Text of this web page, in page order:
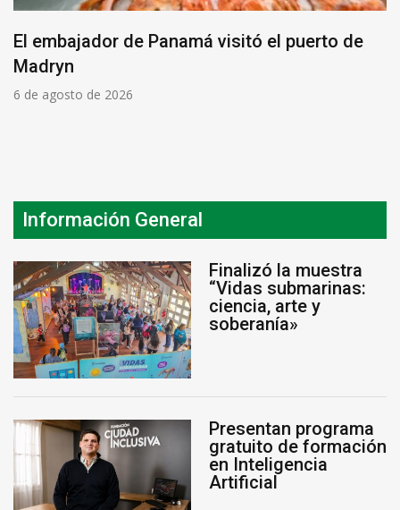
El embajador de Panamá visitó el puerto de
Madryn
6 de agosto de 2026
Información General
Finalizó la muestra
“Vidas submarinas:
ciencia, arte y
soberanía»
Presentan programa
gratuito de formación
en Inteligencia
Artificial